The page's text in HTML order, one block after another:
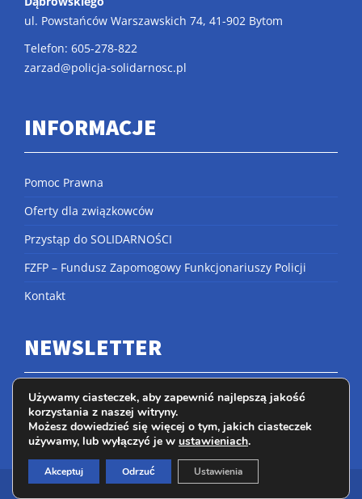
ul. Powstańców Warszawskich 74, 41-902 Bytom
Telefon: 605-278-822
zarzad@policja-solidarnosc.pl
INFORMACJE
Pomoc Prawna
Oferty dla związkowców
Przystąp do SOLIDARNOŚCI
FZFP – Fundusz Zapomogowy Funkcjonariuszy Policji
Kontakt
NEWSLETTER
Copyright
2026 by Niezależny Samorządny Związek Zawodowy
Używamy ciasteczek, aby zapewnić najlepszą jakość
korzystania z naszej witryny.
Możesz dowiedzieć się więcej o tym, jakich ciasteczek
używamy, lub wyłączyć je w ustawieniach.
Akceptuj Odrzuć Ustawienia